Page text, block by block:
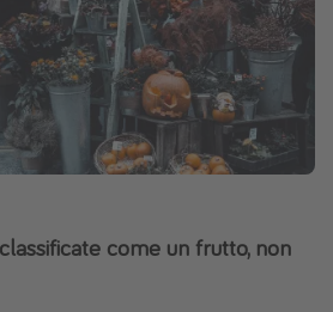
come un frutto, non